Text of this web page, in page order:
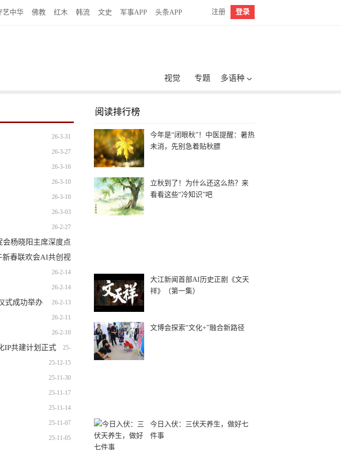
艺中华 佛教 红木 韩流 文史 军事APP 头条APP 注册 登录
视觉 专题 多语种
26-3-31
26-3-27
26-3-16
26-3-10
26-3-10
26-3-03
26-2-27
杨晓阳主席深度点
会短视频创作实践
26-2-23
春联欢会AI共创视
•万象归元》深度解读
26-2-23
26-2-14
26-2-14
式成功举办 26-2-13
26-2-11
26-2-10
IP共建计划正式 25-
12-23
25-12-15
25-11-30
25-11-17
25-11-14
25-11-07
25-11-05
阅读排行榜
今年是“闭眼秋”！中医提醒：暑热
未消，先别急着贴秋膘
立秋到了！为什么还这么热？来
看看这些“冷知识”吧
大江新闻首部AI历史正剧《文天
祥》（第一集）
文博会探索“文化+”融合新路径
今日入伏：三伏天养生，做好七
件事